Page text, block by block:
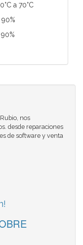
a 70°C
nos
desde reparaciones
de software y venta